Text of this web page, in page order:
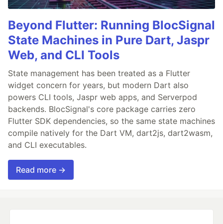
Beyond Flutter: Running BlocSignal
State Machines in Pure Dart, Jaspr
Web, and CLI Tools
State management has been treated as a Flutter
widget concern for years, but modern Dart also
powers CLI tools, Jaspr web apps, and Serverpod
backends. BlocSignal's core package carries zero
Flutter SDK dependencies, so the same state machines
compile natively for the Dart VM, dart2js, dart2wasm,
and CLI executables.
Read more →